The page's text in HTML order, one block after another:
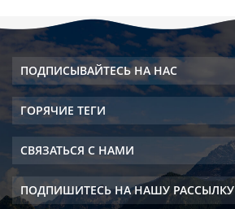
ПОДПИСЫВАЙТЕСЬ НА НАС
ГОРЯЧИЕ ТЕГИ
СВЯЗАТЬСЯ С НАМИ
ПОДПИШИТЕСЬ НА НАШУ РАССЫЛКУ